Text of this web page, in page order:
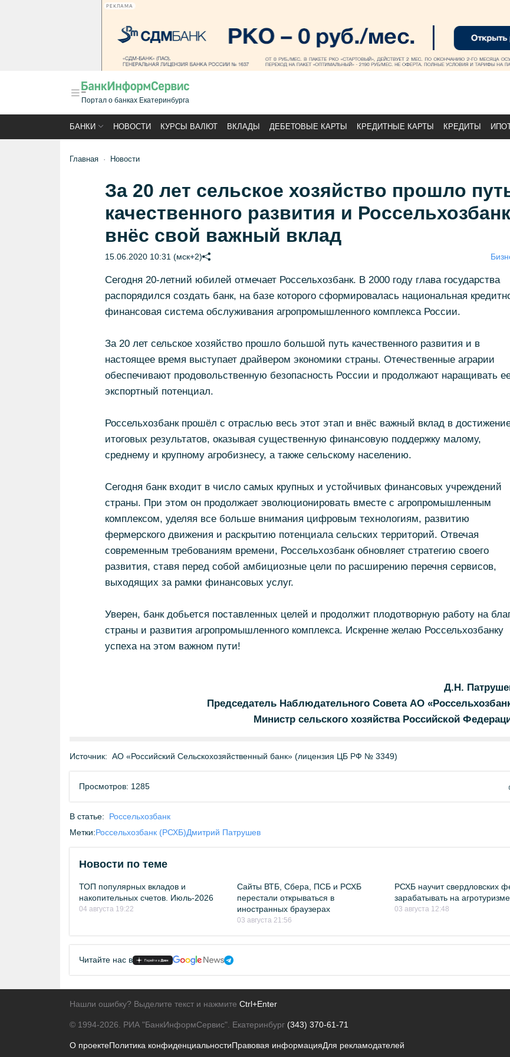
РЕКЛАМА
Портал о банках Екатеринбурга
БАНКИ НОВОСТИ КУРСЫ ВАЛЮТ ВКЛАДЫ ДЕБЕТОВЫЕ КАРТЫ КРЕДИТНЫЕ КАРТЫ КРЕДИТЫ
Главная Новости
За 20 лет сельское хозяйство прошло
качественного развития и Россельхозбанк
внёс свой важный вклад
15.06.2020 10:31 (мск+2)
Сегодня 20-летний юбилей отмечает Россельхозбанк. В 2000 году глава государства
распорядился создать банк, на базе которого сформировалась национальная
финансовая система обслуживания агропромышленного комплекса России.
За 20 лет сельское хозяйство прошло большой путь качественного развития и в
настоящее время выступает драйвером экономики страны. Отечественные аграрии
обеспечивают продовольственную безопасность России и продолжают наращивать
экспортный потенциал.
Россельхозбанк прошёл с отраслью весь этот этап и внёс важный вклад в
итоговых результатов, оказывая существенную финансовую поддержку малому,
среднему и крупному агробизнесу, а также сельскому населению.
Сегодня банк входит в число самых крупных и устойчивых финансовых учреждений
страны. При этом он продолжает эволюционировать вместе с агропромышленным
комплексом, уделяя все больше внимания цифровым технологиям, развитию
фермерского движения и раскрытию потенциала сельских территорий. Отвечая
современным требованиям времени, Россельхозбанк обновляет стратегию своего
развития, ставя перед собой амбициозные цели по расширению перечня сервисов,
выходящих за рамки финансовых услуг.
Уверен, банк добьется поставленных целей и продолжит плодотворную работу на
страны и развития агропромышленного комплекса. Искренне желаю Россельхозбанку
успеха на этом важном пути!
Д.Н.
Председатель Наблюдательного Совета АО
Министр сельского хозяйства Российской
Источник: АО «Российский Сельскохозяйственный банк» (лицензия ЦБ РФ № 3349)
Просмотров: 1285
В статье:
Россельхозбанк
Метки:Россельхозбанк (РСХБ)Дмитрий Патрушев
Новости по теме
ТОП популярных вкладов и
накопительных счетов. Июль-2026
04 августа 19:22
Сайты ВТБ, Сбера, ПСБ и РСХБ
перестали открываться в
иностранных браузерах
03 августа 21:56
РСХБ научит свердловских
зарабатывать на агротуризме
03 августа 12:48
Читайте нас в
Нашли ошибку? Выделите текст и нажмите Ctrl+Enter
© 1994-2026. РИА "БанкИнформСервис". Екатеринбург (343) 370-61-71
О проектеПолитика конфиденциальностиПравовая информацияДля рекламодателей